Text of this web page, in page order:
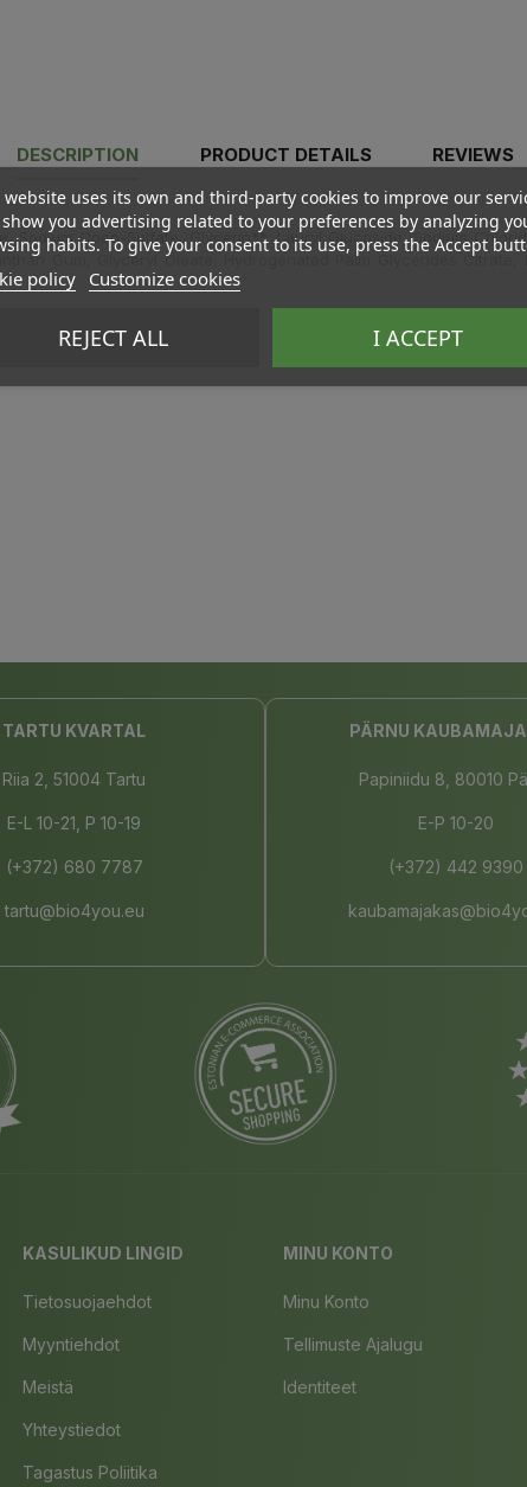
DESCRIPTION PRODUCT DETAILS REVIEWS
Sodium Coco-Sulfate, Glycerin**, Lauryl Glucoside, Sodium
Gum, Glyceryl Oleate, Hydrogenated Palm Glycerides
TARTU KVARTAL
Riia 2, 51004 Tartu
E-L 10-21, P 10-19
(+372) 680 7787
tartu@bio4you.eu
PÄRNU
Papiniidu 8, 80010
E-P 10-20
(+372) 442 9390
KASULIKUD LINGID
Tietosuojaehdot
Myyntiehdot
Meistä
Yhteystiedot
Tagastus Poliitika
MINU KONTO
Minu Konto
Tellimuste Ajalugu
Identiteet
website uses its own and third-party cookies to improve our
you advertising related to your preferences by analyzing
habits. To give your consent to its use, press the Accept
policy Customize cookies
REJECT ALL I ACCEPT